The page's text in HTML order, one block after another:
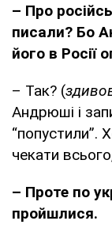
– Про
писали? Бо
його в Росії
– Так? (
Андрюші і
“попустили”.
чекати
– Проте по
пройшлися.